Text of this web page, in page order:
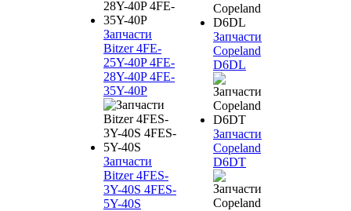
Запчасти
Bitzer 4FE-
25Y-40P 4FE-
28Y-40P 4FE-
35Y-40P
Запчасти
Bitzer 4FES-
3Y-40S 4FES-
5Y-40S
Запчасти
Copeland
D6DL
Запчасти
Copeland
D6DT